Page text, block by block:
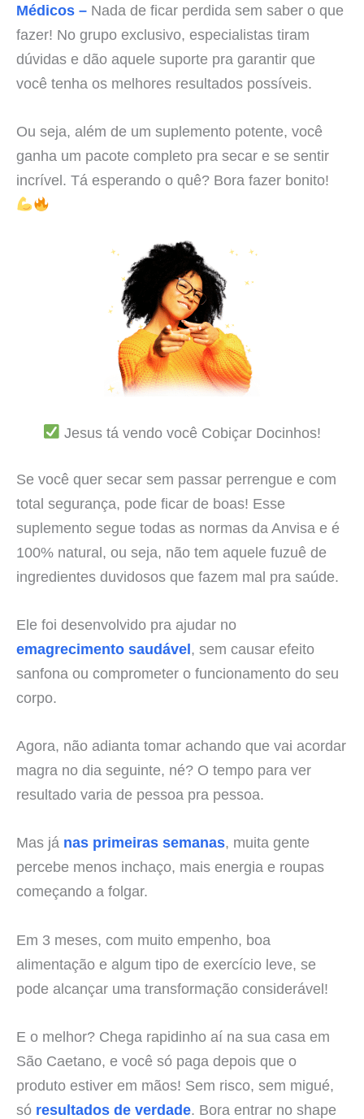
Médicos – Nada de ficar perdida sem saber o que
fazer! No grupo exclusivo, especialistas tiram
dúvidas e dão aquele suporte pra garantir que
você tenha os melhores resultados possíveis.
Ou seja, além de um suplemento potente, você
ganha um pacote completo pra secar e se sentir
incrível. Tá esperando o quê? Bora fazer bonito!
Jesus tá vendo você Cobiçar Docinhos!
Se você quer secar sem passar perrengue e com
total segurança, pode ficar de boas! Esse
suplemento segue todas as normas da Anvisa e é
100% natural, ou seja, não tem aquele fuzuê de
ingredientes duvidosos que fazem mal pra saúde.
Ele foi desenvolvido pra ajudar no
emagrecimento saudável, sem causar efeito
sanfona ou comprometer o funcionamento do seu
corpo.
Agora, não adianta tomar achando que vai acordar
magra no dia seguinte, né? O tempo para ver
resultado varia de pessoa pra pessoa.
Mas já nas primeiras semanas, muita gente
percebe menos inchaço, mais energia e roupas
começando a folgar.
Em 3 meses, com muito empenho, boa
alimentação e algum tipo de exercício leve, se
pode alcançar uma transformação considerável!
E o melhor? Chega rapidinho aí na sua casa em
São Caetano, e você só paga depois que o
produto estiver em mãos! Sem risco, sem migué,
só resultados de verdade. Bora entrar no shape